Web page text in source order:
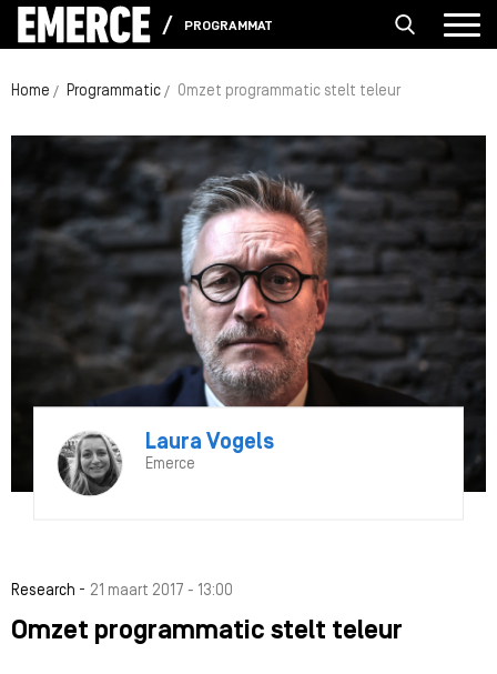
PROGRAMMATIC
Home Programmatic Omzet programmatic stelt teleur
Laura Vogels
Emerce
Research - 21 maart 2017 - 13:00
Omzet programmatic stelt teleur